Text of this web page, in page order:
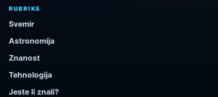
RUBRIKE
Svemir
Astronomija
Znanost
Tehnologija
Jeste li znali?